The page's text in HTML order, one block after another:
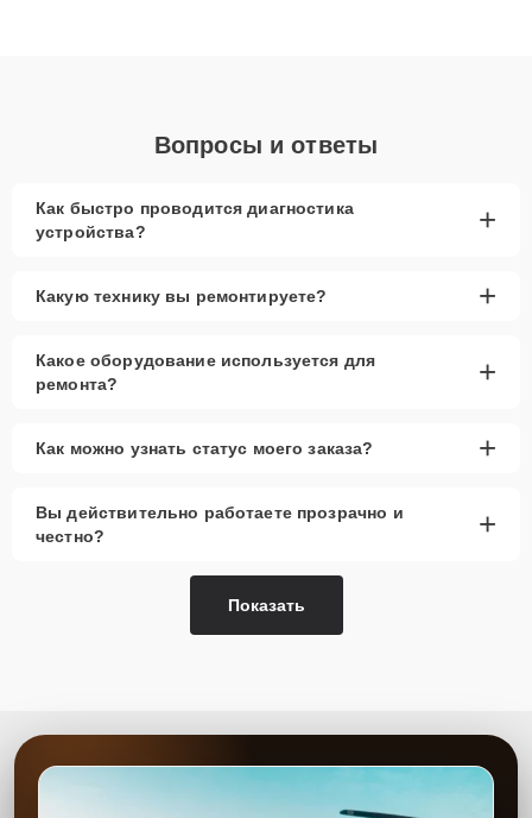
Вопросы и ответы
Как быстро проводится диагностика
устройства?
+
Какую технику вы ремонтируете? +
Какое оборудование используется для
ремонта?
+
Как можно узнать статус моего заказа? +
Вы действительно работаете прозрачно и
честно?
+
Показать